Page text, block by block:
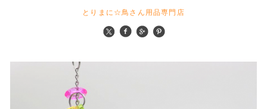
とりまに☆鳥さん用品専門店